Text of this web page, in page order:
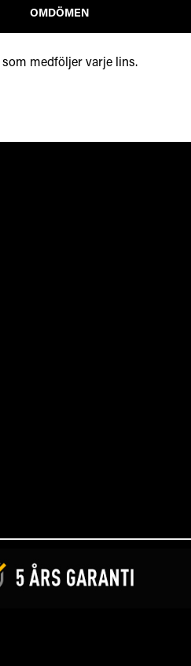
medföljer varje lins.
OMDÖMEN